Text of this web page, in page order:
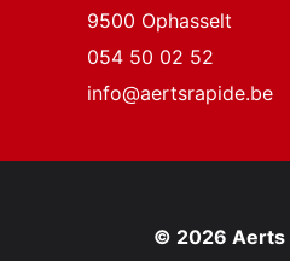
9500 Ophasselt
054 50 02 52
info@aertsrapide.be
© 2026 Aerts